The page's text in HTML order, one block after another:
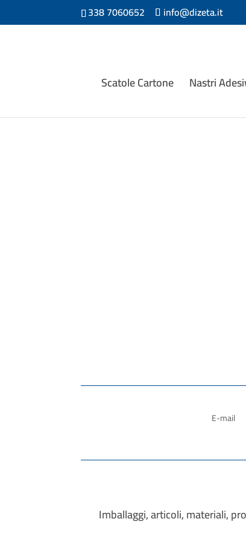
338 7060652 info@dizeta.it
Scatole Cartone Nastri
E-mail
Imballaggi, articoli, materiali,